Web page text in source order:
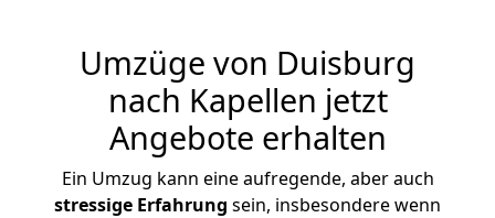
Umzüge von Duisburg
nach Kapellen jetzt
Angebote erhalten
Ein Umzug kann eine aufregende, aber auch
stressige Erfahrung sein, insbesondere wenn